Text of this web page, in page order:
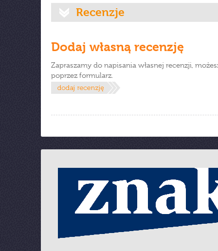
Recenzje
Dodaj własną recenzję
Zapraszamy do napisania własnej recenzji,
poprzez formularz.